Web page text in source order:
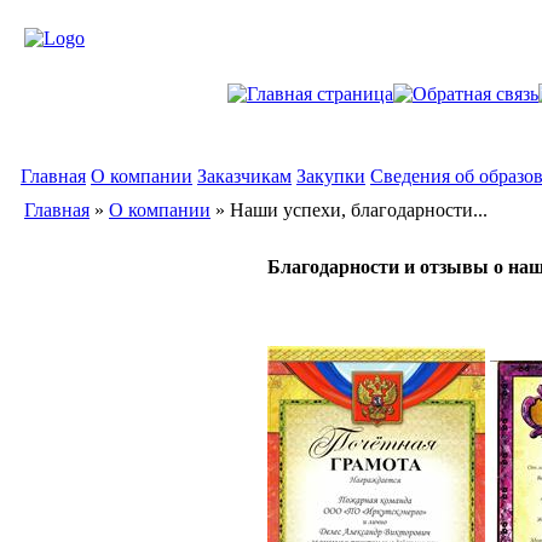
Главная О компании Заказчикам Закупки Сведения об
Главная » О компании » Наши успехи, благодарности...
Благодарности и отзывы о